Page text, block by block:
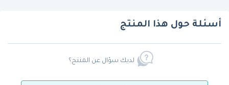
أسئلة حول هذا المنتج
لديك سؤال عن المنتج؟